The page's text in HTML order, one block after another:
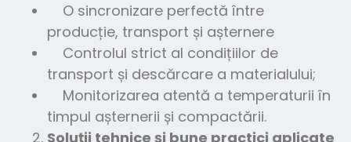
O sincronizare perfectă între
producție, transport și așternere
Controlul strict al condițiilor de
transport și descărcare a materialului;
Monitorizarea atentă a temperaturii în
timpul așternerii și compactării.
Soluții tehnice și bune practici aplicate